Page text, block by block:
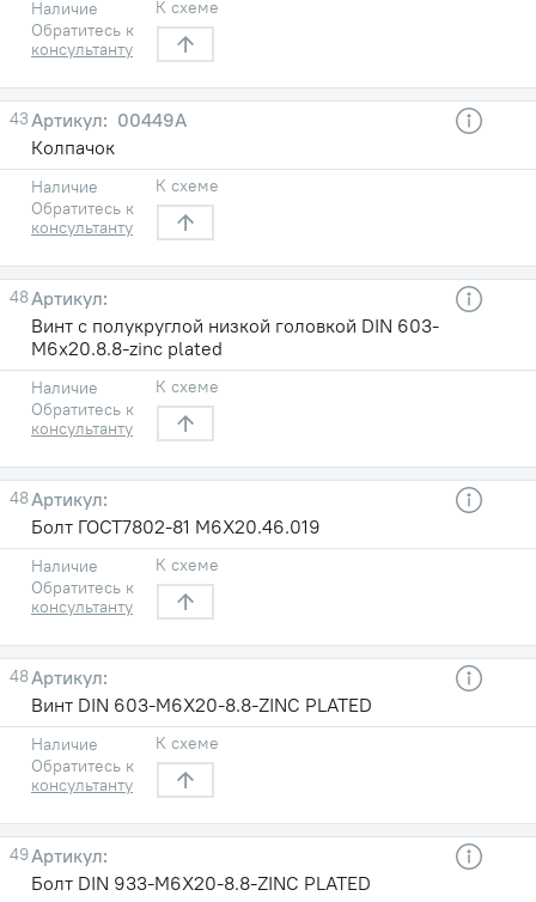
Наличие
Обратитесь к
консультанту
К схеме
43
00449А
Колпачок
Наличие
Обратитесь к
консультанту
К схеме
48
Винт с полукруглой низкой головкой DIN 603-
M6x20.8.8-zinc plated
Наличие
Обратитесь к
консультанту
К схеме
48
Болт ГОСТ7802-81 М6Х20.46.019
Наличие
Обратитесь к
консультанту
К схеме
48
Винт DIN 603-M6X20-8.8-ZINC PLATED
Наличие
Обратитесь к
консультанту
К схеме
49
Болт DIN 933-M6X20-8.8-ZINC PLATED